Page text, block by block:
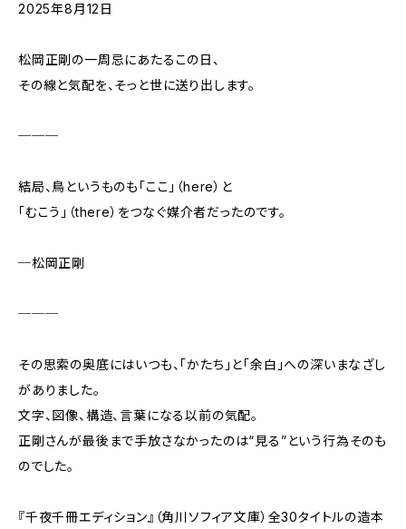
2025年8月12日
松岡正剛の一周忌にあたるこの日、
その線と気配を、そっと世に送り出します。
───
結局、鳥というものも「ここ」（here）と
「むこう」（there）をつなぐ媒介者だったのです。
─松岡正剛
───
その思索の奥底にはいつも、「かたち」と「余白」への深いまなざし
がありました。
文字、図像、構造、言葉になる以前の気配。
正剛さんが最後まで手放さなかったのは“見る”という行為そのも
のでした。
『千夜千冊エディション』（角川ソフィア文庫）全30タイトルの造本